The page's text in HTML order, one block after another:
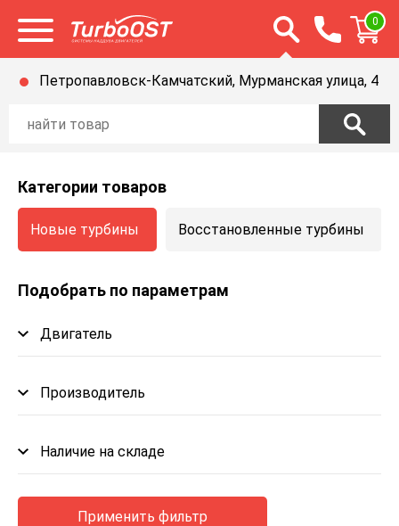
Открыть меню Открыть строку
0
Петропавловск-Камчатский, Мурманская улица, 4
Категории товаров
Новые турбины Восстановленные турбины
Подобрать по параметрам
Двигатель
Производитель
Наличие на складе
Применить фильтр